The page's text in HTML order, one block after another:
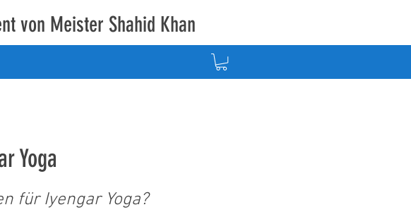
von Meister Shahid Khan
Yoga
für Iyengar Yoga?